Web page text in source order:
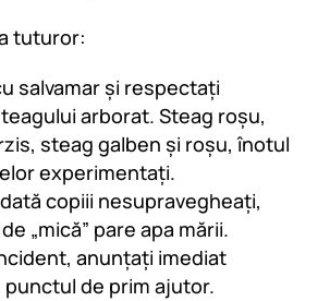
tuturor:
salvamar și respectați
arborat. Steag roșu,
steag galben și roșu, înotul
experimentați.
copiii nesupravegheați,
„mică” pare apa mării.
anunțați imediat
punctul de prim ajutor.